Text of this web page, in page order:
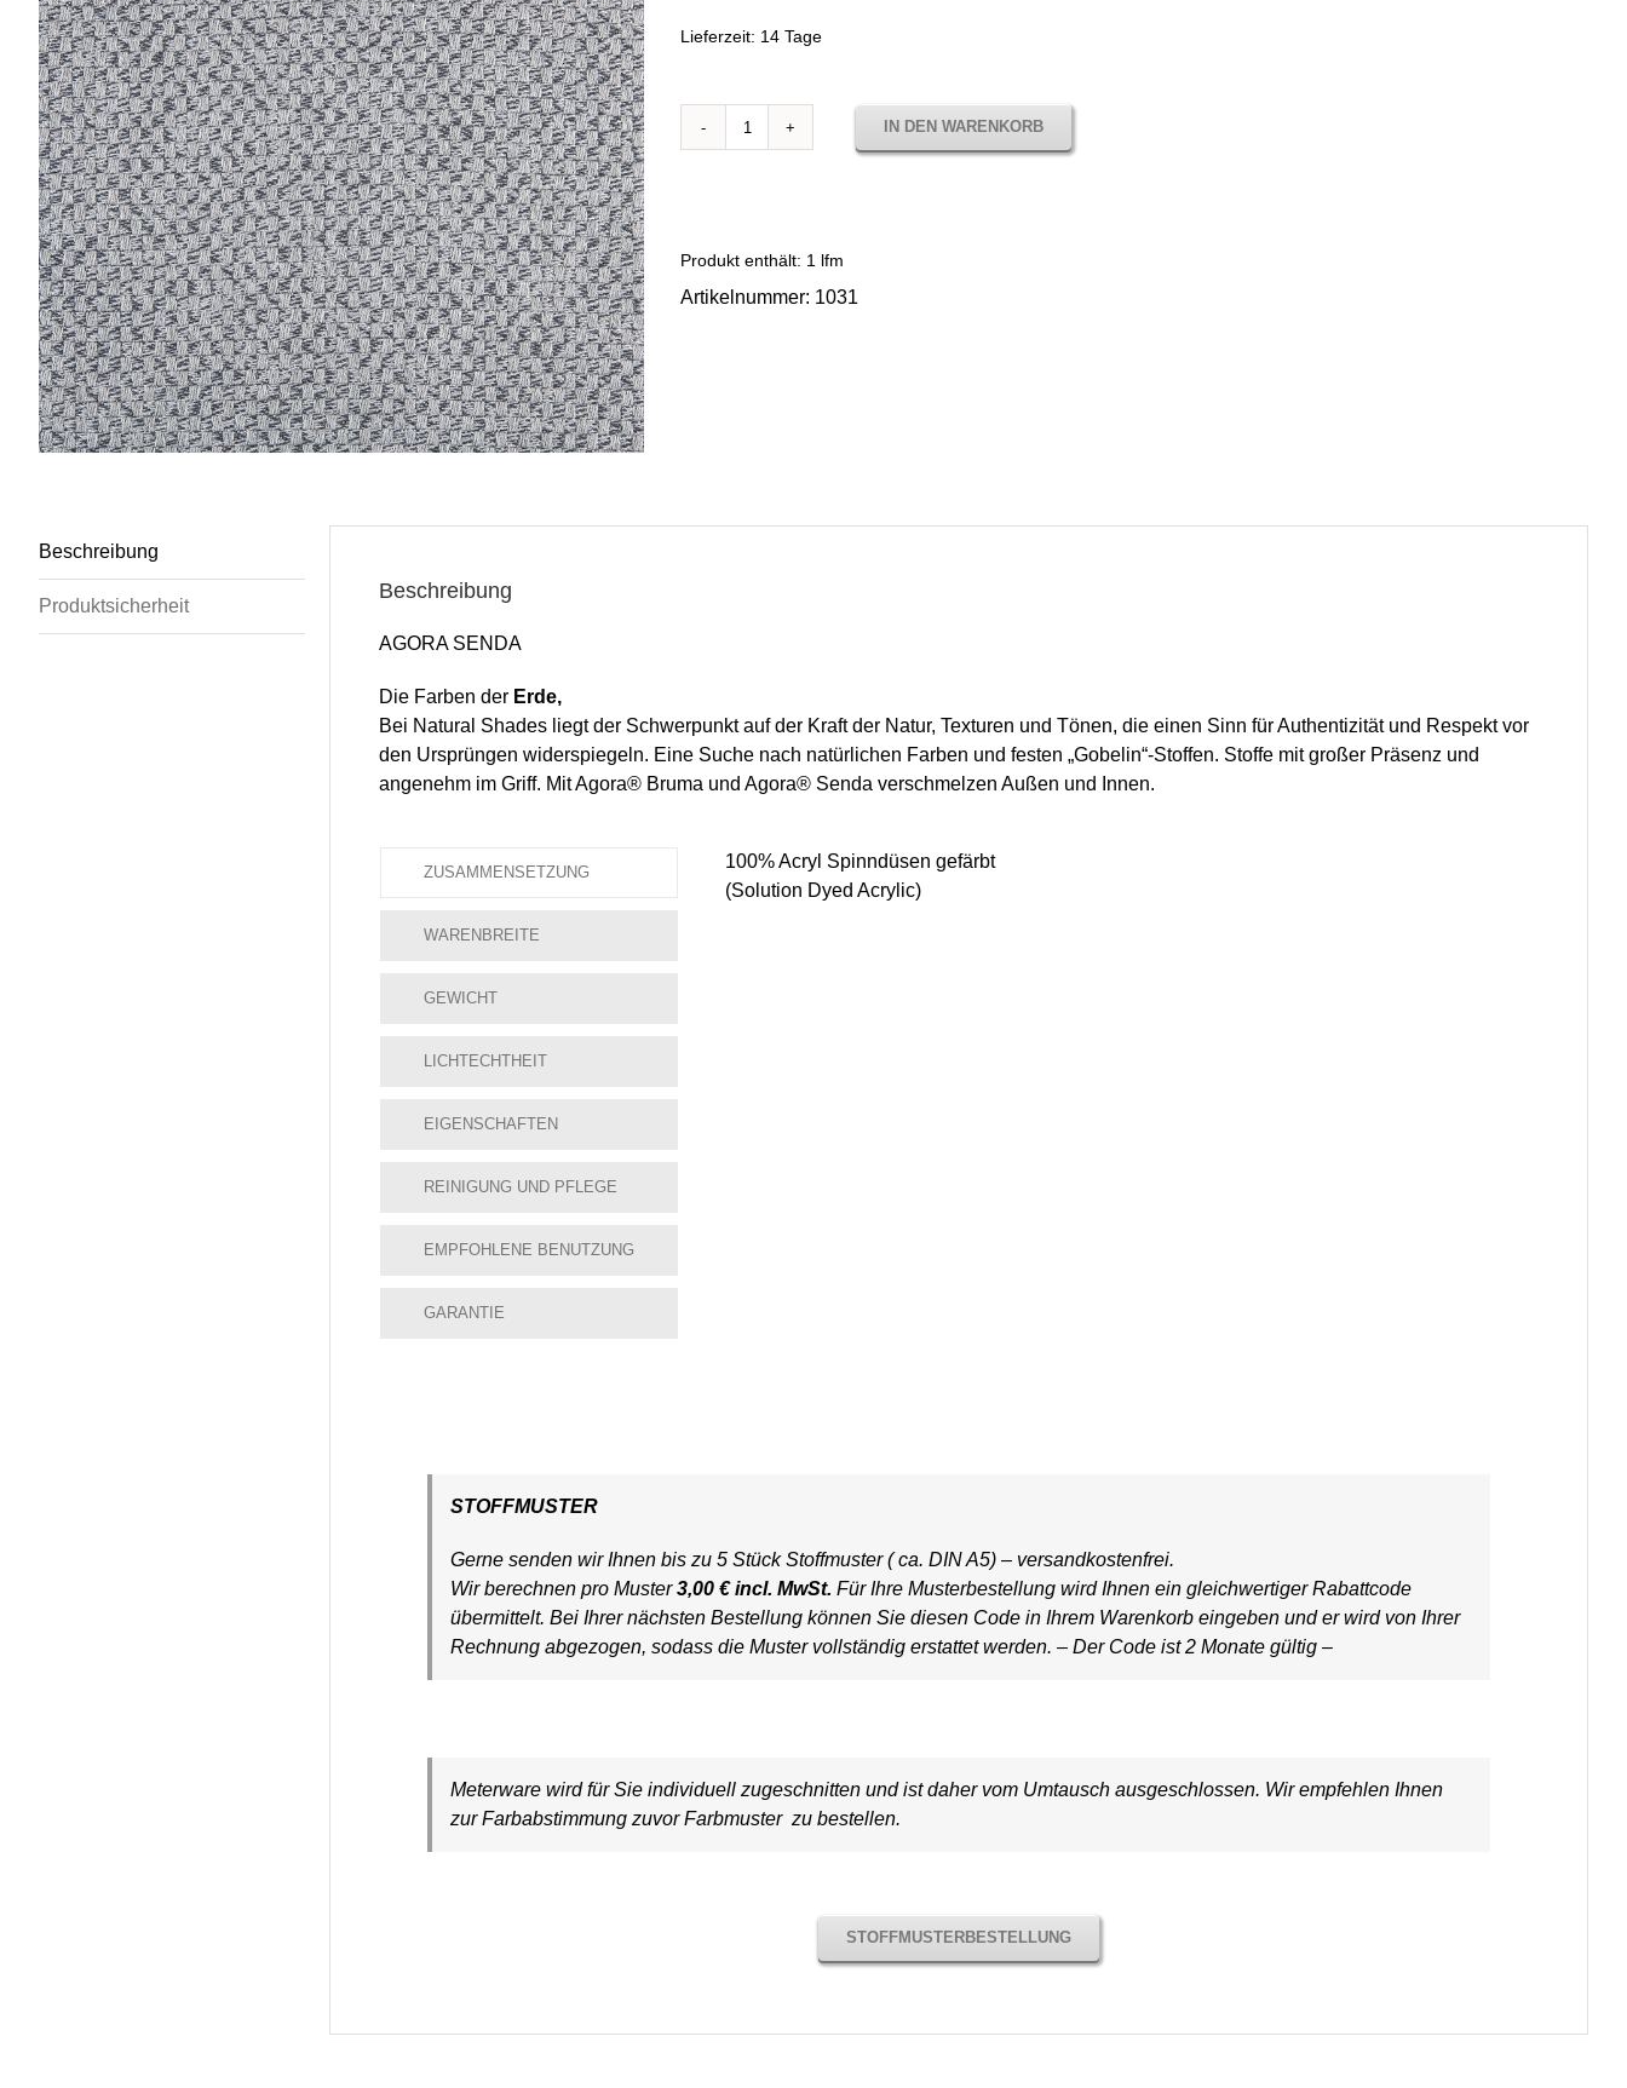
Lieferzeit: 14 Tage
1031
IN DEN WARENKORB
Produkt enthält: 1 lfm
Artikelnummer: 1031
Beschreibung
Produktsicherheit
Beschreibung
AGORA SENDA
Die Farben der Erde,
Bei Natural Shades liegt der Schwerpunkt auf der Kraft der Natur, Texturen und Tönen, die einen Sinn für Authentizität und Respekt vor
den Ursprüngen widerspiegeln. Eine Suche nach natürlichen Farben und festen „Gobelin“-Stoffen. Stoffe mit großer Präsenz und
angenehm im Griff. Mit Agora® Bruma und Agora® Senda verschmelzen Außen und Innen.
ZUSAMMENSETZUNG
WARENBREITE
GEWICHT
LICHTECHTHEIT
EIGENSCHAFTEN
REINIGUNG UND PFLEGE
EMPFOHLENE BENUTZUNG
GARANTIE
100% Acryl Spinndüsen gefärbt
(Solution Dyed Acrylic)
STOFFMUSTER
Gerne senden wir Ihnen bis zu 5 Stück Stoffmuster ( ca. DIN A5) – versandkostenfrei.
Wir berechnen pro Muster3,00 € incl. MwSt. Für Ihre Musterbestellung wird Ihnen ein gleichwertiger Rabattcode
übermittelt. Bei Ihrer nächsten Bestellung können Sie diesen Code in Ihrem Warenkorb eingeben und er wird von Ihrer
Rechnung abgezogen, sodass die Muster vollständig erstattet werden. – Der Code ist 2 Monate gültig –
Meterware wird für Sie individuell zugeschnitten und ist daher vom Umtausch ausgeschlossen. Wir empfehlen Ihnen
zur Farbabstimmung zuvor Farbmuster zu bestellen.
STOFFMUSTERBESTELLUNG